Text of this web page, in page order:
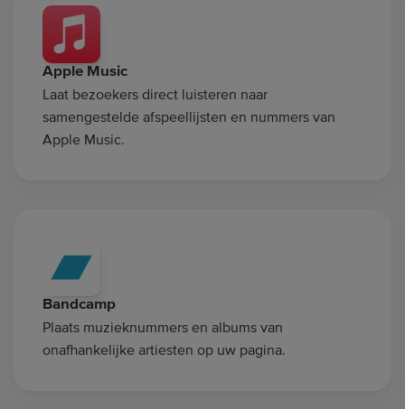
Apple Music
Laat bezoekers direct luisteren naar
samengestelde afspeellijsten en nummers van
Apple Music.
Bandcamp
Plaats muzieknummers en albums van
onafhankelijke artiesten op uw pagina.